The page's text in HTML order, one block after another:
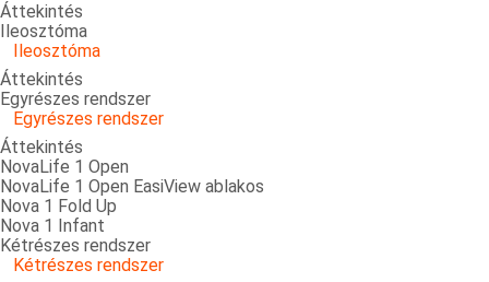
Áttekintés
Ileosztóma
Ileosztóma
Áttekintés
Egyrészes rendszer
Egyrészes rendszer
Áttekintés
NovaLife 1 Open
NovaLife 1 Open EasiView ablakos
Nova 1 Fold Up
Nova 1 Infant
Kétrészes rendszer
Kétrészes rendszer